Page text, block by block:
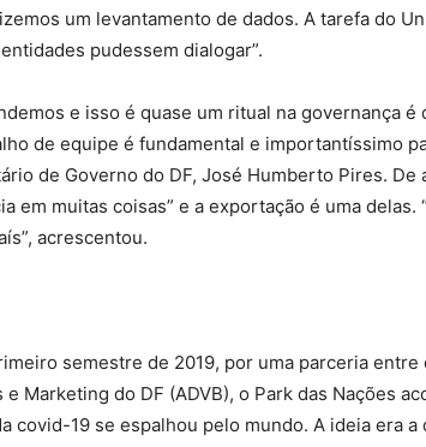
um levantamento de dados. A tarefa do
pudessem dialogar”.
e isso é quase um ritual na governança é
de equipe é fundamental e importantíssimo
de Governo do DF, José Humberto Pires. De
em muitas coisas” e a exportação é uma delas.
acrescentou.
semestre de 2019, por uma parceria entre
Marketing do DF (ADVB), o Park das Nações
covid-19 se espalhou pelo mundo. A ideia era